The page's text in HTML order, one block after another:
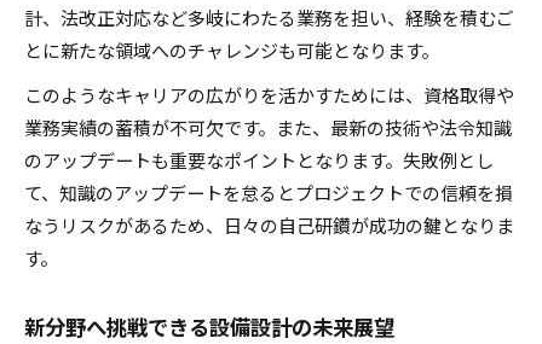
計、法改正対応など多岐にわたる業務を担い、経験を積むご
とに新たな領域へのチャレンジも可能となります。
このようなキャリアの広がりを活かすためには、資格取得や
業務実績の蓄積が不可欠です。また、最新の技術や法令知識
のアップデートも重要なポイントとなります。失敗例とし
て、知識のアップデートを怠るとプロジェクトでの信頼を損
なうリスクがあるため、日々の自己研鑽が成功の鍵となりま
す。
新分野へ挑戦できる設備設計の未来展望